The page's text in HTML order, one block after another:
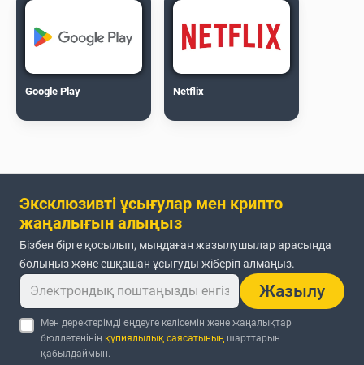
Google Play Netflix
Эксклюзивті ұсығулар мен крипто
жаңалығын алыңыз
Бізбен бірге қосылып, мыңдаған жазылушылар арасында
болыңыз және ешқашан ұсығуды жіберіп алмаңыз.
Жазылу
Мен деректерімді өңдеуге келісемін және жаңалықтар
бюллетенінің құпиялылық саясатының шарттарын
қабылдаймын.